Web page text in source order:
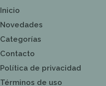
Inicio
Novedades
Categorías
Contacto
Política de privacidad
Términos de uso